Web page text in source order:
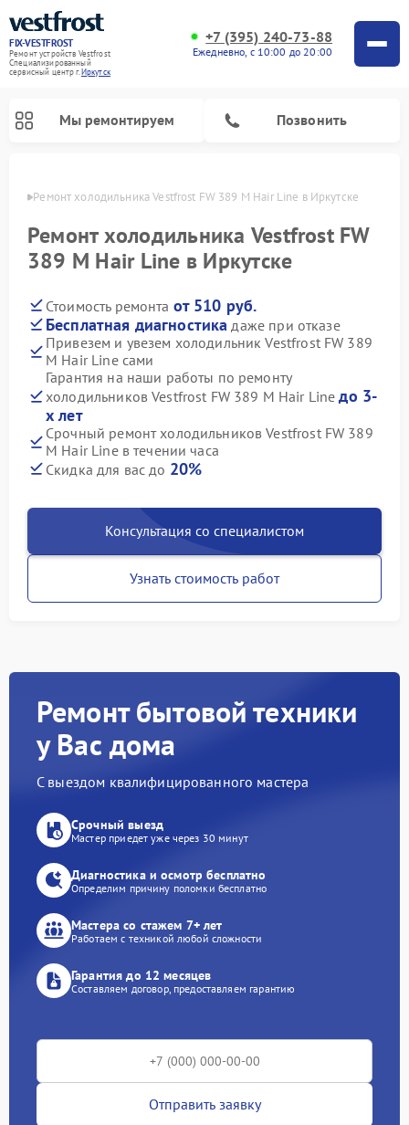
FIX-VESTFROST
Ремонт устройств Vestfrost
Специализированный
cервисный центр г.Иркутск
+7 (395) 240-73-88
Ежедневно, с 10:00 до 20:00
Мы ремонтируем Позвонить
Ремонт холодильника Vestfrost FW 389 M Hair Line в Иркутске
Ремонт холодильника Vestfrost FW
389 M Hair Line в Иркутске
Стоимость ремонта от 510 руб.
Бесплатная диагностика даже при отказе
Привезем и увезем холодильник Vestfrost FW 389
M Hair Line сами
Гарантия на наши работы по ремонту
холодильников Vestfrost FW 389 M Hair Lineдо 3-
х лет
Срочный ремонт холодильников Vestfrost FW 389
M Hair Line в течении часа
Скидка для вас до 20%
Консультация со специалистом
Узнать стоимость работ
Ремонт бытовой техники
у Вас дома
С выездом квалифицированного мастера
Срочный выезд
Мастер приедет уже через 30 минут
Диагностика и осмотр бесплатно
Определим причину поломки бесплатно
Мастера со стажем 7+ лет
Работаем с техникой любой сложности
Гарантия до 12 месяцев
Составляем договор, предоставляем гарантию
Отправить заявку